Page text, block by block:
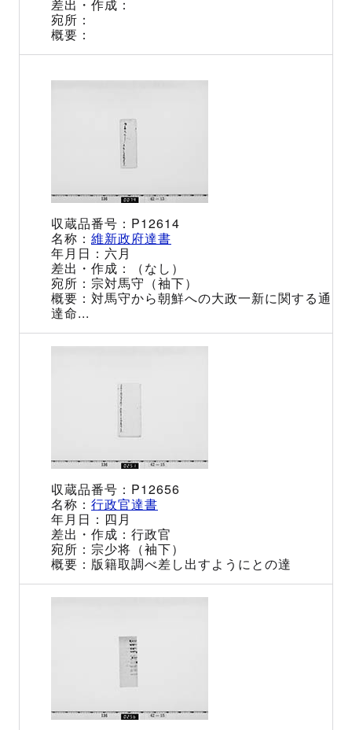
P12614
維新政府達書
六月
（なし）
宗対馬守（袖下）
対馬守から朝鮮への大政一新に関する通
達命...
P12656
行政官達書
四月
行政官
宗少将（袖下）
版籍取調べ差し出すようにとの達